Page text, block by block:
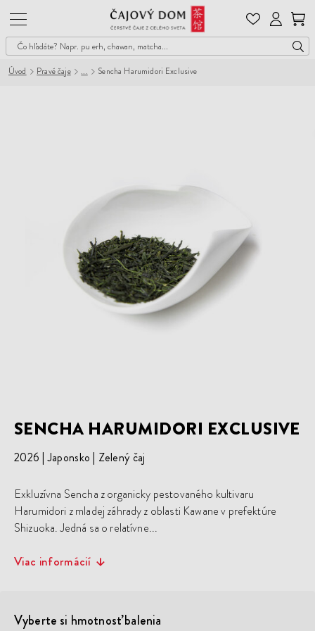
Čajový
Dom
Úvod Pravé čaje Sencha Harumidori Exclusive
SENCHA HARUMIDORI EXCLUSIVE
2026 Japonsko Zelený čaj
Exkluzívna Sencha z organicky pestovaného kultivaru
Harumidori z mladej záhrady z oblasti Kawane v prefektúre
Shizuoka. Jedná sa o relatívne...
Viac informácií
Vyberte si hmotnosť balenia